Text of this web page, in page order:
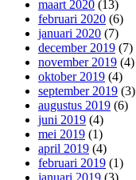
maart 2020 (13)
februari 2020 (6)
januari 2020 (7)
december 2019 (7)
november 2019 (4)
oktober 2019 (4)
september 2019 (3)
augustus 2019 (6)
juni 2019 (4)
mei 2019 (1)
april 2019 (4)
februari 2019 (1)
januari 2019 (3)